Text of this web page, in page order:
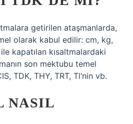
getirilen ataşmanlarda,
olarak kabul edilir: cm, kg,
kapatılan kısaltmalardaki
son mektubu temel
TDK, THY, TRT, Tl’nin vb.
NASIL